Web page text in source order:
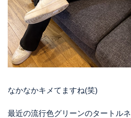
なかなかキメてますね(笑)
最近の流行色グリーンのタートル